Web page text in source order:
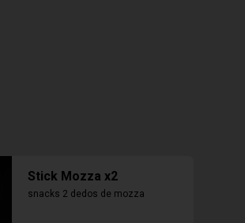
Stick Mozza x2
snacks 2 dedos de mozza